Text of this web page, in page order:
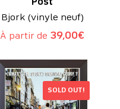
Post
Bjork (vinyle neuf)
À partir de 39,00€
SOLD OUT!